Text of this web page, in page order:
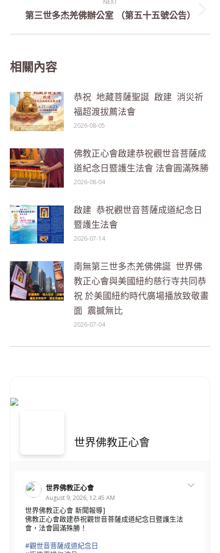
Next
第三世多杰羌佛辦公室 （第五十五號公告）
相關內容
恭祝 地藏菩薩聖誕 啟建 消災祈
福超渡拔薦法會
2026-08-05
佛教正心會啟建恭祝觀世音菩薩成
道紀念日暨護生法會 法會圓滿殊勝
2026-08-04
啟建 恭祝觀世音菩薩成道紀念日
暨護生法會
2026-07-14
南無第三世多杰羌佛佛誕 世界佛
教正心會與美國紐約慈行寺共同恭
祝 於美國紐約時代廣場播放致敬畫
面 震撼無比
2026-07-04
世界佛教正心會
世界佛教正心會
August 9, 2026, 12:45 AM
世界佛教正心會 新聞報導]
佛教正心會啟建恭祝觀世音菩薩成道紀念日暨護生法
會，法會圓滿殊勝！
#觀世音菩薩成道紀念日